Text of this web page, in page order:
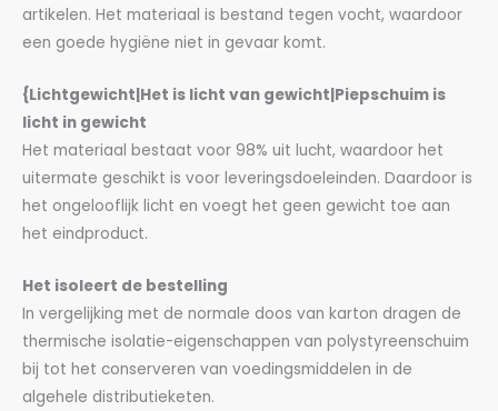
artikelen. Het materiaal is bestand tegen vocht, waardoor
een goede hygiëne niet in gevaar komt.
{Lichtgewicht|Het is licht van gewicht|Piepschuim is
licht in gewicht
Het materiaal bestaat voor 98% uit lucht, waardoor het
uitermate geschikt is voor leveringsdoeleinden. Daardoor is
het ongelooflijk licht en voegt het geen gewicht toe aan
het eindproduct.
Het isoleert de bestelling
In vergelijking met de normale doos van karton dragen de
thermische isolatie-eigenschappen van polystyreenschuim
bij tot het conserveren van voedingsmiddelen in de
algehele distributieketen.